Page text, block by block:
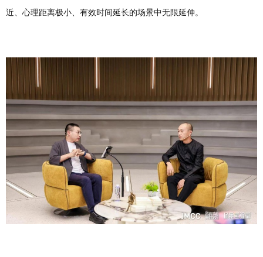
近、心理距离极小、有效时间延长的场景中无限延伸。